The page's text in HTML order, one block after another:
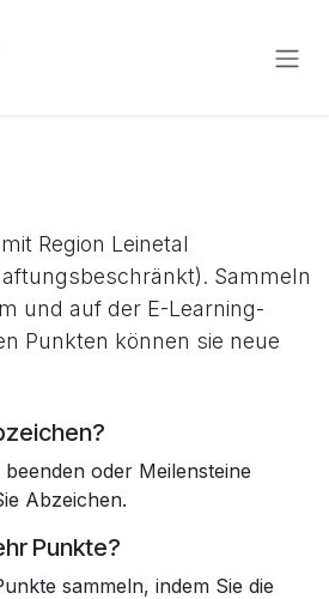
Region Leinetal
Sammeln
und auf der E-Learning-
Punkten können sie neue
oder Meilensteine
Abzeichen.
Punkte?
sammeln, indem Sie die